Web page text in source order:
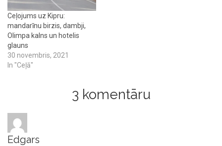
Ceļojums uz Kipru:
mandarīnu birzis, dambji,
Olimpa kalns un hotelis
glauns
30 novembris, 2021
In "Ceļā"
3 komentāru
Edgars